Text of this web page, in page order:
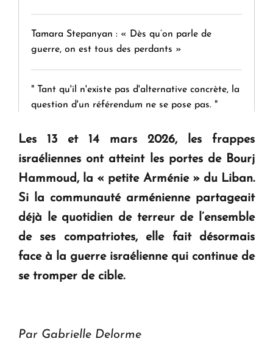
Tamara Stepanyan : « Dès qu’on parle de
guerre, on est tous des perdants »
" Tant qu'il n'existe pas d'alternative concrète, la
question d'un référendum ne se pose pas. "
KASA : 30 ans d'audace, de résilience et d'avenir
en Arménie
Le premier hôtel Hyatt Regency d'Arménie
ouvrira ses portes à Dilijan
Les 13 et 14 mars 2026, les frappes
israéliennes ont atteint les portes de Bourj
Hammoud, la « petite Arménie » du Liban.
Si la communauté arménienne partageait
déjà le quotidien de terreur de l’ensemble
de ses compatriotes, elle fait désormais
face à la guerre israélienne qui continue de
se tromper de cible.
Par Gabrielle Delorme